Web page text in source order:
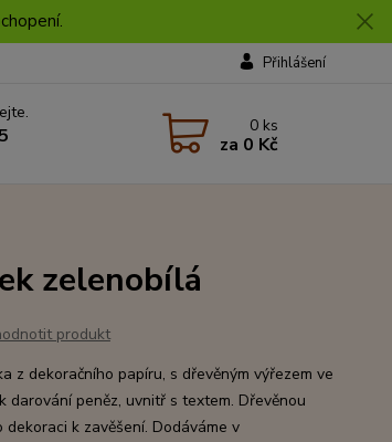
Přihlášení
0 ks
za 0 Kč
zelenobílá
produkt
z dekoračního papíru, s dřevěným výřezem ve
darování peněz, uvnitř s textem. Dřevěnou
k zavěšení. Dodáváme v